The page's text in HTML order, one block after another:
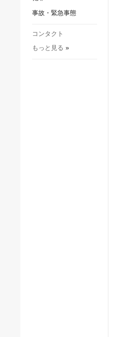
スポーツ
事故・緊急事態
コンタクト
もっと見る »